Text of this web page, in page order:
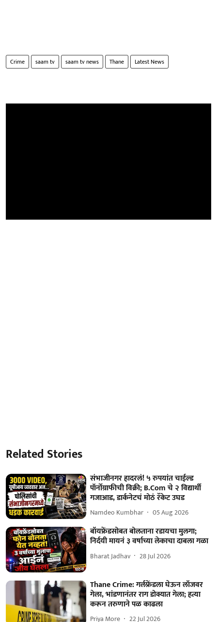
Crime saam tv saam tv news Thane Latest News
Related Stories
संभाजीनगर हादरलं! ५ रुपयांत चाईल्ड
पॉर्नोग्राफीची विक्री; B.Com चे २ विद्यार्थी
गजाआड, डार्कनेटचं मोठं रॅकेट उघड
Namdeo Kumbhar 05 Aug 2026
बॉयफ्रेंडसोबत बोलताना रडायचा मुलगा;
निर्दयी मायनं ३ वर्षाच्या लेकाचा दाबला गळा
Bharat Jadhav 28 Jul 2026
Thane Crime: गर्लफ्रेंडला घेऊन लॉजवर
गेला, भांडणानंतर राग डोक्यात गेला; हत्या
करून तरुणाने पळ काढला
Priya More 22 Jul 2026